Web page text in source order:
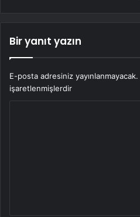
Bir yanıt yazın
E-posta adresiniz yayınlanmayacak.
işaretlenmişlerdir